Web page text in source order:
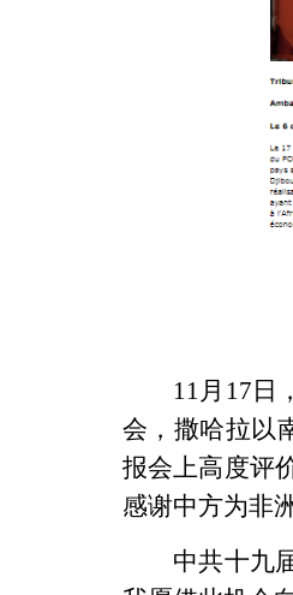
11月17日
会，撒哈拉以
报会上高度评
感谢中方为非
中共十九